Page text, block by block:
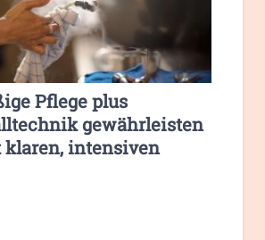
Pflege plus
gewährleisten
klaren, intensiven